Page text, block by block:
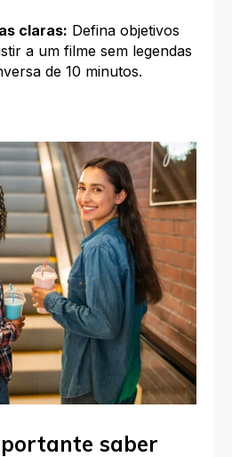
claras: Defina objetivos
a um filme sem legendas
de 10 minutos.
saber